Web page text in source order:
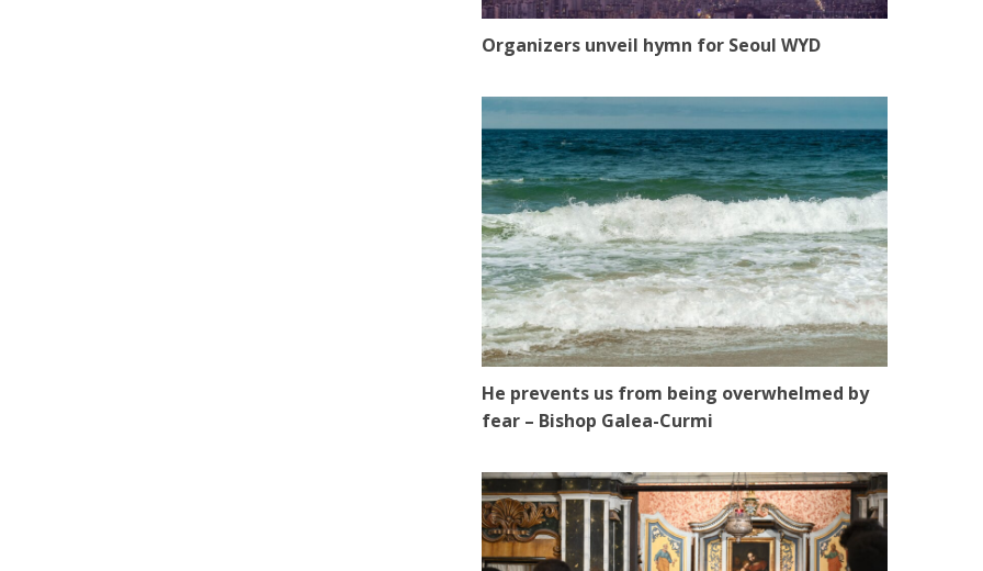
Organizers unveil hymn for Seoul WYD
He prevents us from being overwhelmed by
fear – Bishop Galea-Curmi